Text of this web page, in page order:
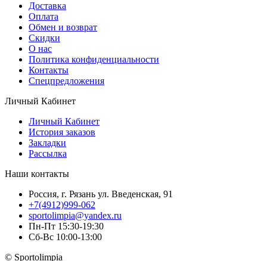
Доставка
Оплата
Обмен и возврат
Скидки
О нас
Политика конфиденциальности
Контакты
Спецпредложения
Личный Кабинет
Личный Кабинет
История заказов
Закладки
Рассылка
Наши контакты
Россия, г. Рязань ул. Введенская, 91
+7(4912)999-062
sportolimpia@yandex.ru
Пн-Пт 15:30-19:30
Сб-Вс 10:00-13:00
© Sportolimpia